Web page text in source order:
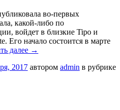
во-первых
какой-либо по
войдет в близкие Tipo и
Его начало состоится в марте
далее →
2017 автором admin в рубрике